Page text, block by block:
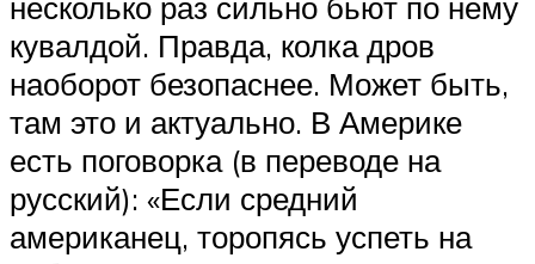
несколько раз сильно бьют по нему
кувалдой. Правда, колка дров
наоборот безопаснее. Может быть,
там это и актуально. В Америке
есть поговорка (в переводе на
русский): «Если средний
американец, торопясь успеть на